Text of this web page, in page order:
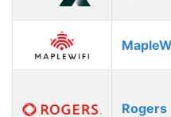
Rogers